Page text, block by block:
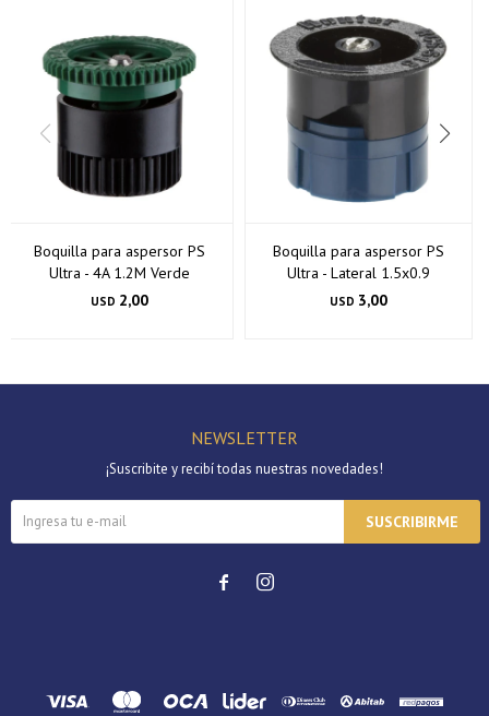
Boquilla para aspersor PS
Ultra - 4A 1.2M Verde
USD 2,00
Boquilla para aspersor PS
Ultra - Lateral 1.5x0.9
USD 3,00
NEWSLETTER
¡Suscribite y recibí todas nuestras novedades!
SUSCRIBIRME
 